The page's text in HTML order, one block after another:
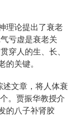
论提出了衰老
亏虚是衰老关
穿人的生、长、
的关键。
文章，将人体衰
。贾振华教授介
的八子补肾胶